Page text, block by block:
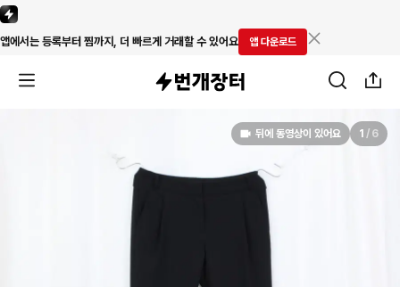
앱에서는 등록부터 찜까지, 더 빠르게 거래할 수 있어요 앱 다운로드
뒤에 동영상이 있어요 1 / 6